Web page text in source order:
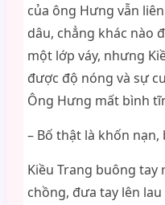
của ông Hưng vẫn
dâu, chẳng khác nào
một lớp váy, nhưng
được độ nóng và sự
Ông Hưng mất bình
– Bố thật là khốn
Kiều Trang buông
chồng, đưa tay lên